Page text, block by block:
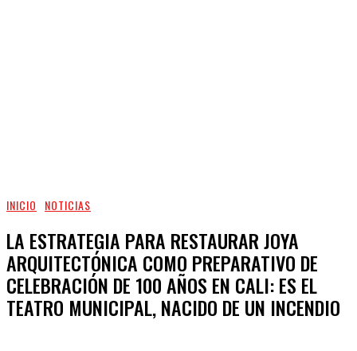
INICIO NOTICIAS
LA ESTRATEGIA PARA RESTAURAR JOYA
ARQUITECTÓNICA COMO PREPARATIVO DE
CELEBRACIÓN DE 100 AÑOS EN CALI: ES EL
TEATRO MUNICIPAL, NACIDO DE UN INCENDIO